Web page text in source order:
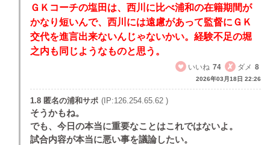
ＧＫコーチの塩田は、西川に比べ浦和の在籍期間が
かなり短いんで、西川には遠慮があって監督にＧＫ
交代を進言出来ないんじゃないかい。経験不足の堀
之内も同じようなものと思う。
いいね 74 ダメ 8
2026年03月18日 22:26
1.8 匿名の浦和サポ (IP:126.254.65.62 )
そうかもね。
でも、今日の本当に重要なことはこれではないよ。
試合内容が本当に悪い事を議論したい。